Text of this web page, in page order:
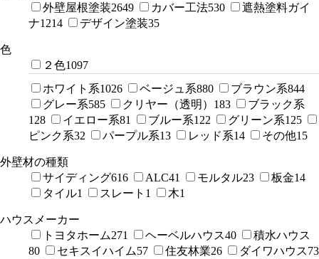
外壁屋根塗装2649 カバー工法530
遮熱塗料ガイ
ナ1214 デザイン塗装35
色
２色1097
ホワイト系1026 ベージュ系880 ブラウン系844
グレー系585 クリヤー（透明） 183
ブラック系
128
イエロー系81 ブルー系122 グリーン系125
ピンク系32 パープル系13 レッド系14 その他15
外壁材の種類
サイディング616 ALC41 モルタル23 板金14
タイル1 スレート 1 木1
ハウスメーカー
トヨタホーム271 ヘーベルハウス40
積水ハウス
80
セキスイハイム57 住友林業26 ダイワハウス73